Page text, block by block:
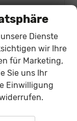
Dienste
wir Ihre
für Marketing,
Sie uns Ihr
Einwilligung